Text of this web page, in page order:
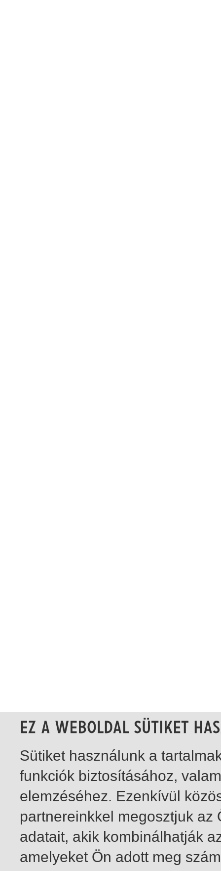
Sütiket használunk a
funkciók biztosításához,
elemzéséhez. Ezenkívül
partnereinkkel megosztjuk
adatait, akik kombinálhatják
amelyeket Ön adott meg